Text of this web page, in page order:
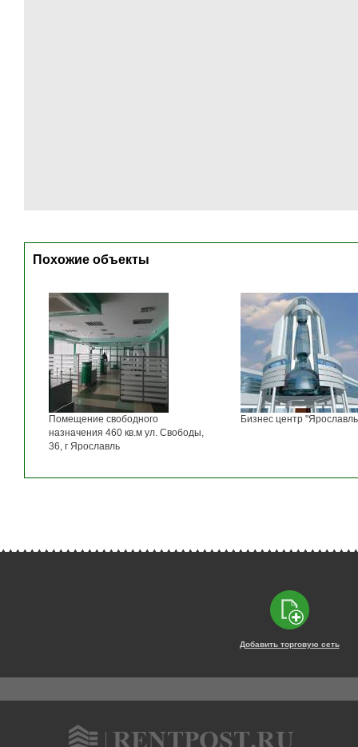
Похожие объекты
Помещение свободного
назначения 460 кв.м ул. Свободы,
36, г Ярославль
Бизнес центр
Добавить торговую сеть